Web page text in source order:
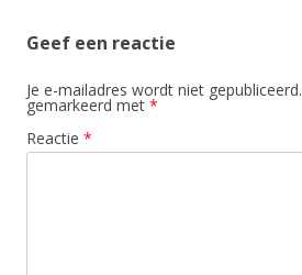
Geef een reactie
Je e-mailadres wordt niet gepubliceerd.
gemarkeerd met *
Reactie *